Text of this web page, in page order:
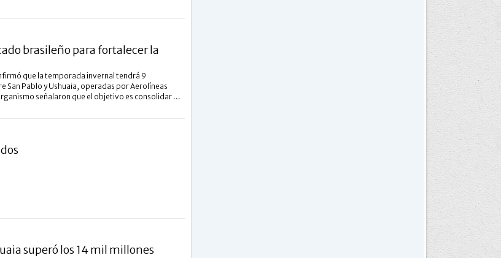
brasileño para fortalecer la
que la temporada invernal tendrá 9
San Pablo y Ushuaia, operadas por Aerolíneas
señalaron que el objetivo es consolidar ...
superó los 14 mil millones